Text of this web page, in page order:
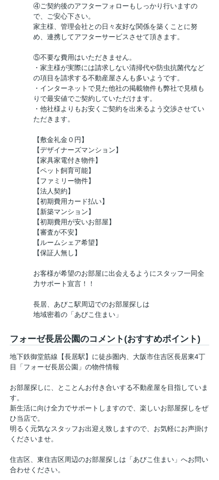
④ご契約後のアフターフォローもしっかり行いますの
で、ご安心下さい。
家主様、管理会社との日々友好な関係を築くことに努
め、連携してアフターサービスさせて頂きます。
⑤不要な費用はいただきません。
・家主様が実際には請求しない清掃代や防虫抗菌代など
の項目を請求する不動産屋さんも多いようです。
・インターネットで見た他社の掲載物件も弊社で見積も
りで最安値でご契約していただけます。
・他社様よりもお安くご契約を出来るよう交渉させてい
ただきます。
【敷金礼金０円】
【デザイナーズマンション】
【家具家電付き物件】
【ペット飼育可能】
【ファミリー物件】
【法人契約】
【初期費用カード払い】
【新築マンション】
【初期費用が安いお部屋】
【審査が不安】
【ルームシェア希望】
【保証人無し】
お客様が希望のお部屋に出会えるようにスタッフ一同全
力サポート宣言！！
長居、あびこ駅周辺でのお部屋探しは
地域密着の「あびこ住まい」
フォーゼ長居公園のコメント(おすすめポイント)
地下鉄御堂筋線【長居駅】に徒歩圏内、大阪市住吉区長居東4丁
目「フォーゼ長居公園」の物件情報
お部屋探しに、とことんお付き合いする不動産屋を目指していま
す。
新生活に向け全力でサポートしますので、楽しいお部屋探しをぜ
ひ当店で。
明るく元気なスタッフお出迎え致しますので、お気軽にお声掛け
くださいませ。
住吉区、東住吉区周辺のお部屋探しは「あびこ住まい」へお問い
合わせください。